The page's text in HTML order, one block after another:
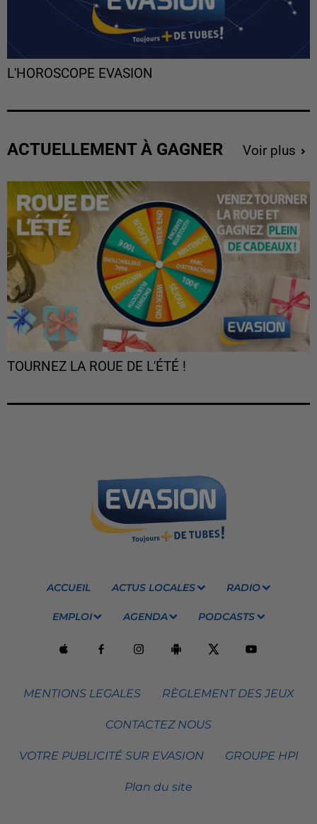
L'HOROSCOPE EVASION
ACTUELLEMENT À GAGNER Voir plus
TOURNEZ LA ROUE DE L'ÉTÉ !
ACCUEIL ACTUS LOCALES RADIO
EMPLOI AGENDA PODCASTS
MENTIONS LEGALES RÈGLEMENT DES JEUX
CONTACTEZ NOUS
VOTRE PUBLICITÉ SUR EVASION GROUPE HPI
Plan du site